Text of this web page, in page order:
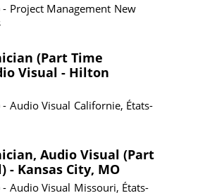
Project Management New
(Part Time
Visual - Hilton
Audio Visual Californie, États-
Audio Visual (Part
- Kansas City, MO
Audio Visual Missouri, États-